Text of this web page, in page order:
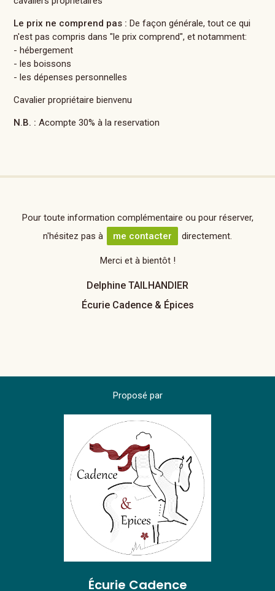
Le prix ne comprend pas : De façon générale, tout ce qui
n'est pas compris dans "le prix comprend", et notamment:
- hébergement
- les boissons
- les dépenses personnelles
Cavalier propriétaire bienvenu
N.B. : Acompte 30% à la reservation
Pour toute information complémentaire ou pour réserver,
n'hésitez pas à
me contacter directement.
Merci et à bientôt !
Delphine TAILHANDIER
Écurie Cadence & Épices
Proposé par
Écurie Cadence